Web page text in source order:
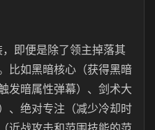
即便是除了领主掉落其
比如黑暗核心（获得黑暗
发暗属性弹幕）、剑术大
、绝对专注（减少冷却时